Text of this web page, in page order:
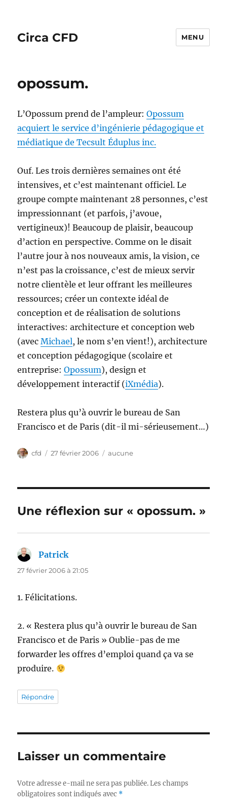
Circa CFD MENU
opossum.
L’Opossum prend de l’ampleur:Opossum
acquiert le service d’ingénierie pédagogique et
médiatique de Tecsult Éduplus inc.
Ouf. Les trois dernières semaines ont été
intensives, et c’est maintenant officiel. Le
groupe compte maintenant 28 personnes, c’est
impressionnant (et parfois, j’avoue,
vertigineux)! Beaucoup de plaisir, beaucoup
d’action en perspective. Comme on le disait
l’autre jour à nos nouveaux amis, la vision, ce
n’est pas la croissance, c’est de mieux servir
notre clientèle et leur offrant les meilleures
ressources; créer un contexte idéal de
conception et de réalisation de solutions
interactives: architecture et conception web
(avecMichael, le nom s’en vient!), architecture
et conception pédagogique (scolaire et
entreprise:Opossum), design et
développement interactif (iXmédia).
Restera plus qu’à ouvrir le bureau de San
Francisco et de Paris (dit-il mi-sérieusement…)
Auteur
cfd
Publié
27 février 2006 Catégories
aucune
Une réflexion sur « opossum. »
Patrickdit :
27 février 2006 à 21:05
1. Félicitations.
2. « Restera plus qu’à ouvrir le bureau de San
Francisco et de Paris » Oublie-pas de me
forwarder les offres d’emploi quand ça va se
produire.
Répondre
Laisser un commentaire
Votre adresse e-mail ne sera pas publiée. Les champs
obligatoires sont indiqués avec *